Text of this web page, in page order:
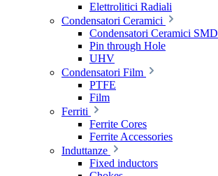
Elettrolitici Radiali
Condensatori Ceramici
Condensatori Ceramici SMD
Pin through Hole
UHV
Condensatori Film
PTFE
Film
Ferriti
Ferrite Cores
Ferrite Accessories
Induttanze
Fixed inductors